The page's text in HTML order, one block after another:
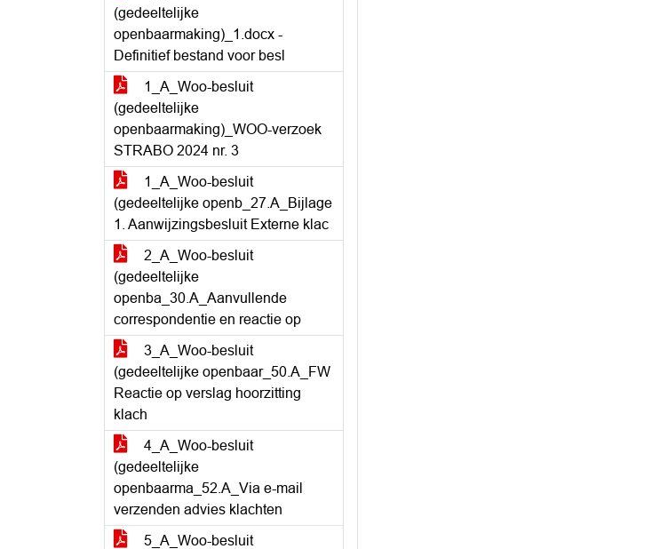
(gedeeltelijke
openbaarmaking)_1.docx -
Definitief bestand voor besl
1_A_Woo-besluit
(gedeeltelijke
openbaarmaking)_WOO-verzoek
STRABO 2024 nr. 3
1_A_Woo-besluit
(gedeeltelijke openb_27.A_Bijlage
1. Aanwijzingsbesluit Externe klac
2_A_Woo-besluit
(gedeeltelijke
openba_30.A_Aanvullende
correspondentie en reactie op
3_A_Woo-besluit
(gedeeltelijke openbaar_50.A_FW
Reactie op verslag hoorzitting
klach
4_A_Woo-besluit
(gedeeltelijke
openbaarma_52.A_Via e-mail
verzenden advies klachten
5_A_Woo-besluit